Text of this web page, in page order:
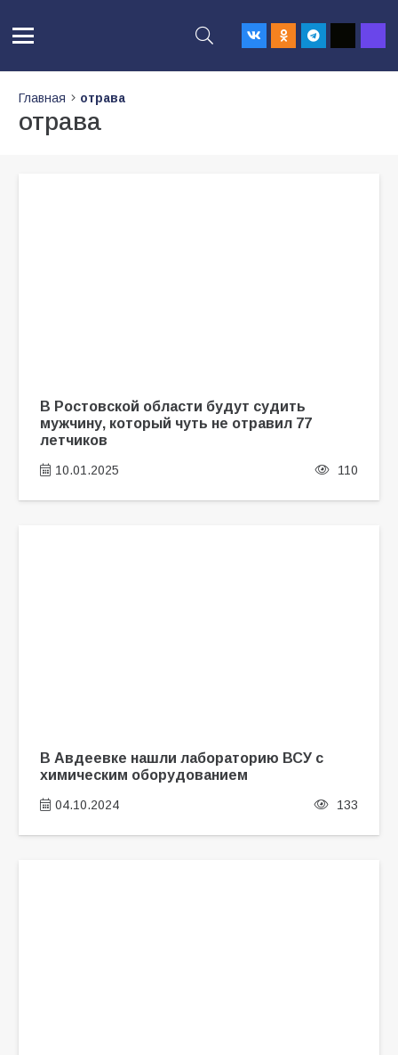
Главная отрава
отрава
В Ростовской области будут судить
мужчину, который чуть не отравил 77
летчиков
10.01.2025 110
В Авдеевке нашли лабораторию ВСУ с
химическим оборудованием
04.10.2024 133